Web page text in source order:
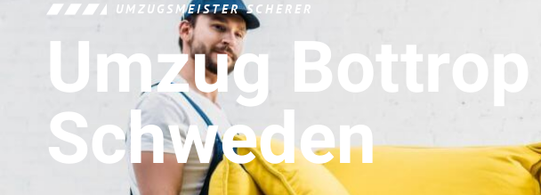
UMZUGSMEISTER SCHERER
Umzug Bottrop
Schweden